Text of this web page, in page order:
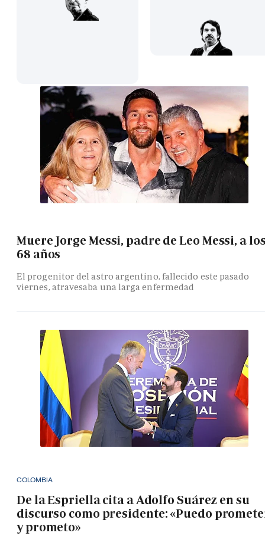
Muere Jorge Messi, padre de Leo Messi, a
68 años
El progenitor del astro argentino, fallecido este pasado
viernes, atravesaba una larga enfermedad
COLOMBIA
De la Espriella cita a Adolfo Suárez en su
discurso como presidente: «Puedo
y prometo»